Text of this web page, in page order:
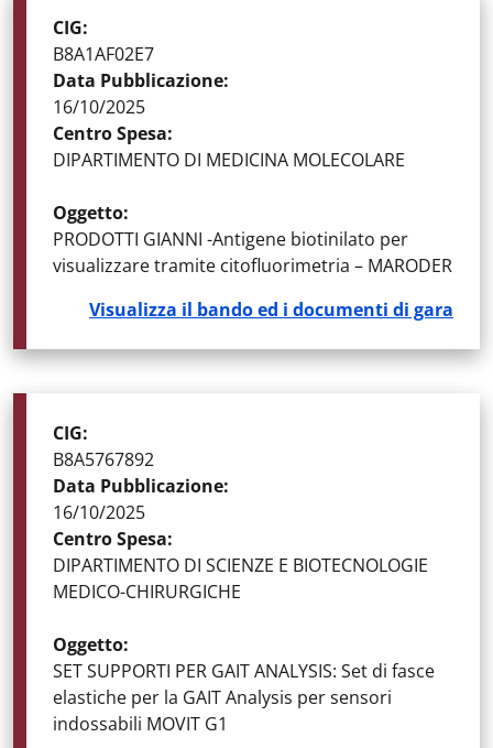
STATO DELLA GARA
CIG:
B8A1AF02E7
Data Pubblicazione:
16/10/2025
Centro Spesa:
DIPARTIMENTO DI MEDICINA MOLECOLARE
Oggetto:
PRODOTTI GIANNI -Antigene biotinilato per
visualizzare tramite citofluorimetria – MARODER
Visualizza il bando ed i documenti di gara
STATO DELLA GARA
CIG:
B8A5767892
Data Pubblicazione:
16/10/2025
Centro Spesa:
DIPARTIMENTO DI SCIENZE E BIOTECNOLOGIE
MEDICO-CHIRURGICHE
Oggetto:
SET SUPPORTI PER GAIT ANALYSIS: Set di fasce
elastiche per la GAIT Analysis per sensori
indossabili MOVIT G1